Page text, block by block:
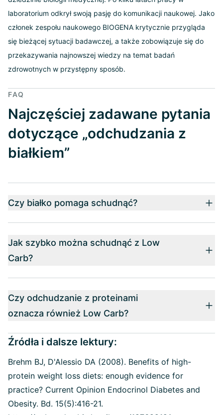
laboratorium odkrył swoją pasję do komunikacji naukowej. Jako
członek zespołu naukowego BIOGENA krytycznie przygląda
się bieżącej sytuacji badawczej, a także zobowiązuje się do
przekazywania najnowszej wiedzy na temat badań
zdrowotnych w przystępny sposób.
FAQ
Najczęściej zadawane pytania
dotyczące „odchudzania z
białkiem”
Czy białko pomaga schudnąć?
Jak szybko można schudnąć z Low
Carb?
Czy odchudzanie z proteinami
oznacza również Low Carb?
Źródła i dalsze lektury:
Brehm BJ, D'Alessio DA (2008). Benefits of high-
protein weight loss diets: enough evidence for
practice? Current Opinion Endocrinol Diabetes and
Obesity. Bd. 15(5):416-21.